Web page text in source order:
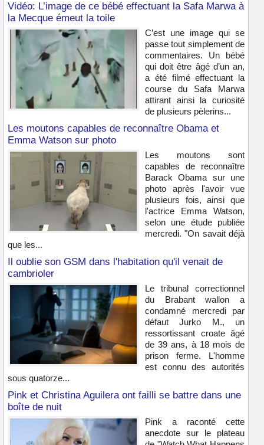
Vidéo: L’image de ce bébé effectuant la Safa Marwa à
la Mecque émeut la toile
C’est une image qui se
passe tout simplement de
commentaires. Un bébé
qui doit être âgé d’un an,
a été filmé effectuant la
course du Safa Marwa
attirant ainsi la curiosité
de plusieurs pèlerins...
Les moutons capables de reconnaître Obama et
Emma Watson sur photo
Les moutons sont
capables de reconnaître
Barack Obama sur une
photo après l'avoir vue
plusieurs fois, ainsi que
l'actrice Emma Watson,
selon une étude publiée
mercredi. "On savait déjà
que les...
Il oublie son GSM dans l'habitation qu'il venait de
cambrioler
Le tribunal correctionnel
du Brabant wallon a
condamné mercredi par
défaut Jurko M., un
ressortissant croate âgé
de 39 ans, à 18 mois de
prison ferme. L'homme
est connu des autorités
sous quatorze...
Pink et Christina Aguilera ont failli se battre dans une
boîte de nuit
Pink a raconté cette
anecdote sur le plateau